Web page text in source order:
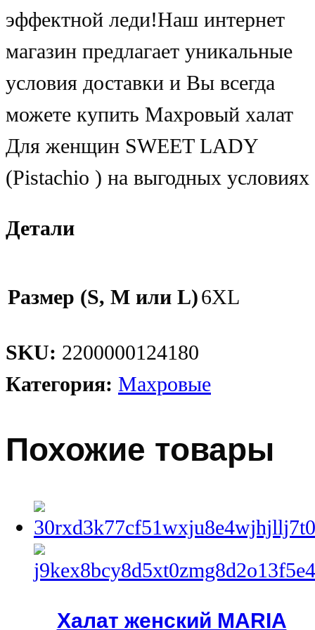
эффектной леди!Наш интернет
магазин предлагает уникальные
условия доставки и Вы всегда
можете купить Махровый халат
Для женщин SWEET LADY
(Pistachio ) на выгодных условиях
Детали
Размер (S, M или L)6XL
SKU: 2200000124180
Категория: Махровые
Похожие товары
Халат женский MARIA